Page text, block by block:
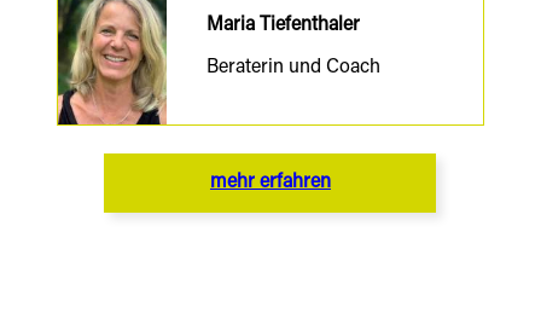
Maria Tiefenthaler
Beraterin und Coach
mehr erfahren